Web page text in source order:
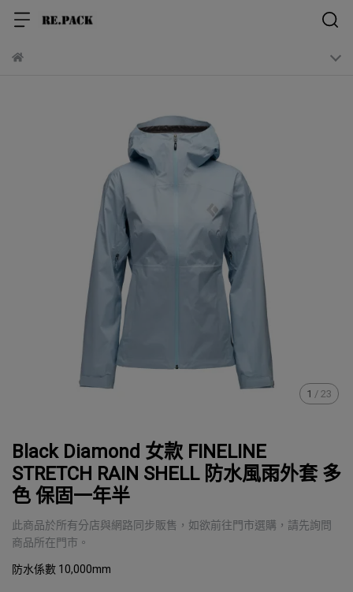
1 /23
Black Diamond 女款 FINELINE
STRETCH RAIN SHELL 防水風雨外套 多
色 保固一年半
此商品於所有分店與網路同步販售，如欲前往門市選購，請先詢問
商品所在門市。
防水係數 10,000mm